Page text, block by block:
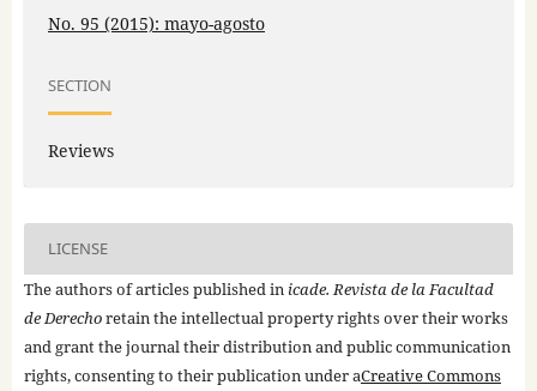
No. 95 (2015): mayo-agosto
SECTION
Reviews
LICENSE
The authors of articles published in icade. Revista de la Facultad
de Derechoretain the intellectual property rights over their works
and grant the journal their distribution and public communication
rights, consenting to their publication under aCreative Commons